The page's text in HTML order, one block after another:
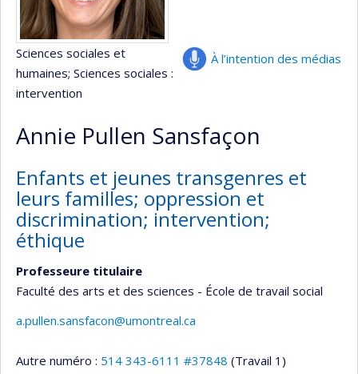
À l’intention des médias
Sciences sociales et
humaines; Sciences sociales :
intervention
Annie Pullen Sansfaçon
Enfants et jeunes transgenres et
leurs familles; oppression et
discrimination; intervention;
éthique
Professeure titulaire
Faculté des arts et des sciences - École de travail social
a.pullen.sansfacon@umontreal.ca
Autre numéro : 514 343-6111 #37848 (Travail 1)